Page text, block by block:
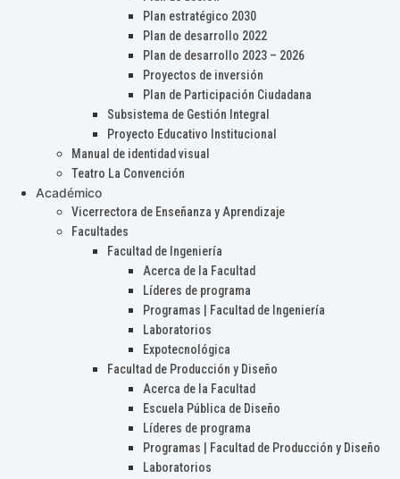
Plan estratégico 2030
Plan de desarrollo 2022
Plan de desarrollo 2023 – 2026
Proyectos de inversión
Plan de Participación Ciudadana
Subsistema de Gestión Integral
Proyecto Educativo Institucional
Manual de identidad visual
Teatro La Convención
Académico
Vicerrectora de Enseñanza y Aprendizaje
Facultades
Facultad de Ingeniería
Acerca de la Facultad
Líderes de programa
Programas | Facultad de Ingeniería
Laboratorios
Expotecnológica
Facultad de Producción y Diseño
Acerca de la Facultad
Escuela Pública de Diseño
Líderes de programa
Programas | Facultad de Producción y Diseño
Laboratorios